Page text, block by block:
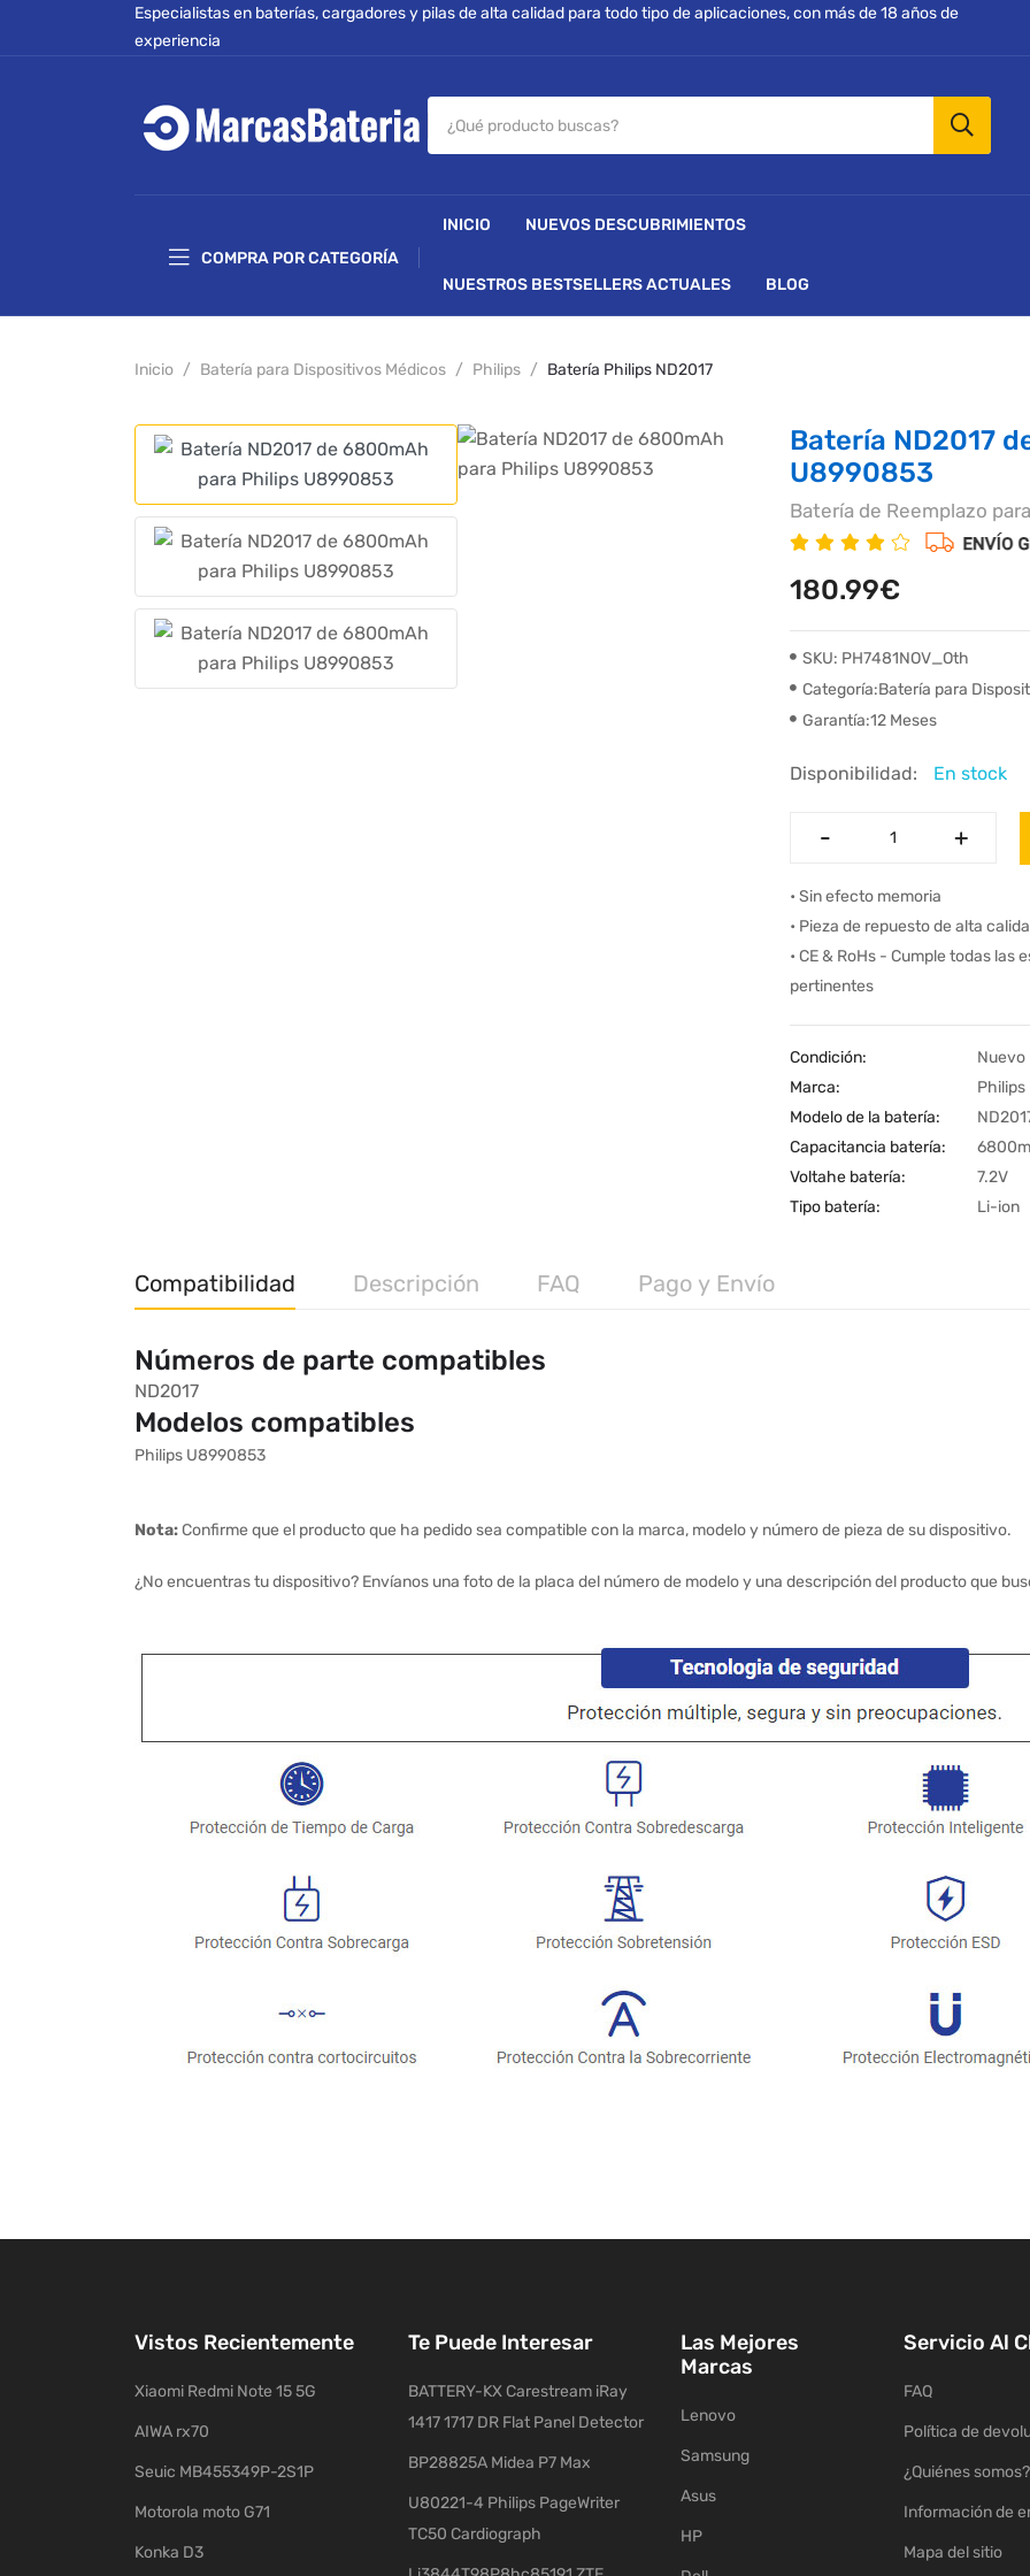
Especialistas en baterías, cargadores y pilas de alta calidad para todo tipo de aplicaciones, con más de 18 años de
experiencia
COMPRA POR CATEGORÍA
INICIO NUEVOS DESCUBRIMIENTOS
NUESTROS BESTSELLERS ACTUALES BLOG
Inicio Batería para Dispositivos Médicos Philips Batería Philips ND2017
Batería ND2017
U8990853
Batería de Reemplazo
180.99€
SKU: PH7481NOV_Oth
Categoría:Batería para
Garantía:12 Meses
Disponibilidad: En stock
- +
- +
• Sin efecto memoria
• Pieza de repuesto de alta
• CE & RoHs - Cumple todas
pertinentes
Condición:
Nuevo
Marca:
Philips
Modelo de la batería:
Capacitancia batería:
Voltahe batería:
7.2V
Tipo batería:
Li-ion
Compatibilidad Descripción FAQ Pago y Envío
Números de parte compatibles
ND2017
Modelos compatibles
Philips U8990853
Nota:Confirme que el producto que ha pedido sea compatible con la marca, modelo y número de pieza de su dispositivo.
¿No encuentras tu dispositivo? Envíanos una foto de la placa del número de modelo y una descripción del producto que
Vistos Recientemente
Xiaomi Redmi Note 15 5G
AIWA rx70
Seuic MB455349P-2S1P
Motorola moto G71
Konka D3
Te Puede Interesar
BATTERY-KX Carestream iRay
1417 1717 DR Flat Panel Detector
BP28825A Midea P7 Max
U80221-4 Philips PageWriter
TC50 Cardiograph
Las Mejores
Marcas
Lenovo
Samsung
Asus
HP
Servicio Al
FAQ
Política de
¿Quiénes somos?
Información de
Mapa del sitio